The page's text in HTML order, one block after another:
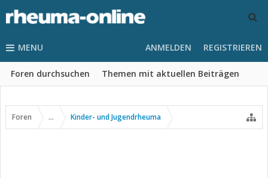
MENU
Foren durchsuchen Themen mit aktuellen Beiträgen
ANMELDEN REGISTRIEREN
Foren ... Kinder- und Jugendrheuma